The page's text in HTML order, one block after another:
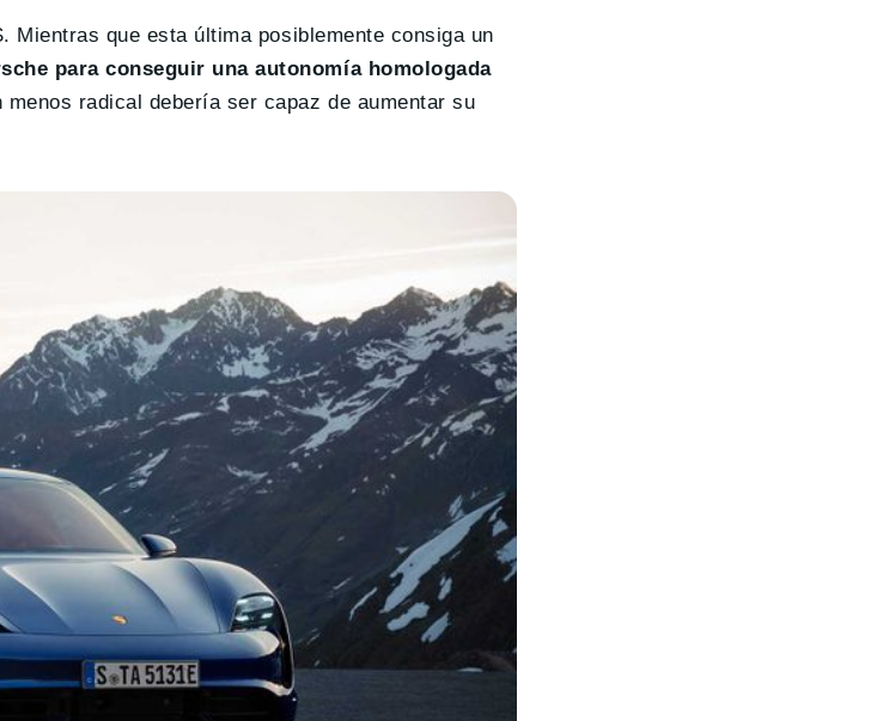
Mientras que esta última posiblemente consiga un
para conseguir una autonomía homologada
radical debería ser capaz de aumentar su